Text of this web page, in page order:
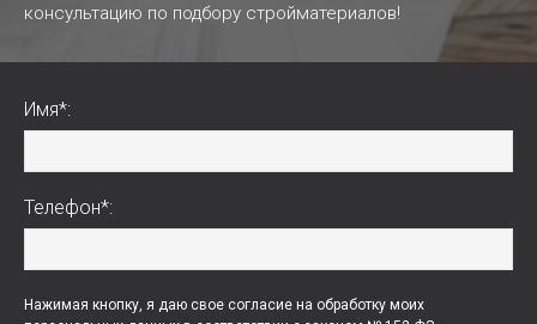
консультацию по подбору стройматериалов!
Имя*:
Телефон*:
Нажимая кнопку, я даю свое согласие на обработку моих